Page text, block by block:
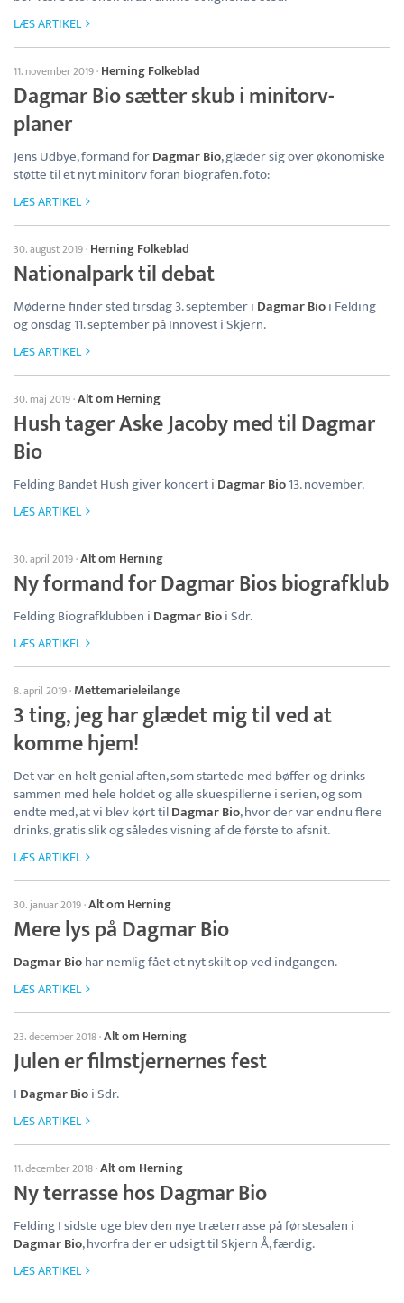
LÆS ARTIKEL
11. november 2019· Herning Folkeblad
Dagmar Bio sætter skub i minitorv-
planer
Jens Udbye, formand forDagmar Bio, glæder sig over økonomiske
støtte til et nyt minitorv foran biografen. foto:
LÆS ARTIKEL
30. august 2019· Herning Folkeblad
Nationalpark til debat
Møderne finder sted tirsdag 3. september i Dagmar Bioi Felding
og onsdag 11. september på Innovest i Skjern.
LÆS ARTIKEL
30. maj 2019·Alt om Herning
Hush tager Aske Jacoby med til Dagmar
Bio
Felding Bandet Hush giver koncert i Dagmar Bio13. november.
LÆS ARTIKEL
30. april 2019·Alt om Herning
Ny formand for Dagmar Bios biografklub
Felding Biografklubben i Dagmar Bioi Sdr.
LÆS ARTIKEL
8. april 2019· Mettemarieleilange
3 ting, jeg har glædet mig til ved at
komme hjem!
Det var en helt genial aften, som startede med bøffer og drinks
sammen med hele holdet og alle skuespillerne i serien, og som
endte med, at vi blev kørt tilDagmar Bio, hvor der var endnu flere
drinks, gratis slik og således visning af de første to afsnit.
LÆS ARTIKEL
30. januar 2019·Alt om Herning
Mere lys på Dagmar Bio
Dagmar Biohar nemlig fået et nyt skilt op ved indgangen.
LÆS ARTIKEL
23. december 2018·Alt om Herning
Julen er filmstjernernes fest
I Dagmar Bioi Sdr.
LÆS ARTIKEL
11. december 2018·Alt om Herning
Ny terrasse hos Dagmar Bio
Felding I sidste uge blev den nye træterrasse på førstesalen i
Dagmar Bio, hvorfra der er udsigt til Skjern Å, færdig.
LÆS ARTIKEL